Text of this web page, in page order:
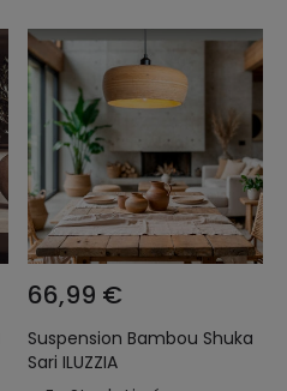
66,99 €
Suspension Bambou Shuka
Sari ILUZZIA